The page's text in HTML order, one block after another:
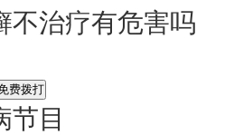
不治疗有危害吗
节目